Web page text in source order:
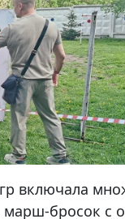
включала
бросок